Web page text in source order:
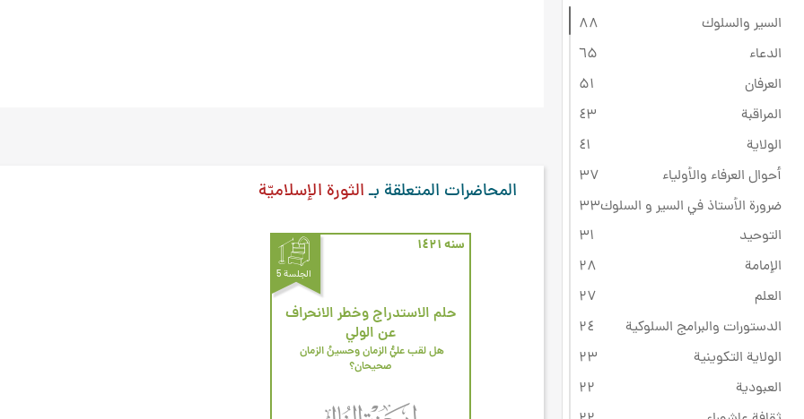
السير والسلوك
۸۸
الدعاء
٦۵
العرفان
۵۱
المراقبة
٤۳
الولاية
٤۱
أحوال العرفاء والأولياء
۳۷
ضرورة الأستاذ في السير و السلوك۳۳
التوحيد
۳۱
الإمامة
۲۸
العلم
۲۷
الدستورات والبرامج السلوكية
۲٤
الولاية التكوينية
۲۳
العبودية
۲۲
المحاضرات المتعلقة بـالثورة الإسلاميّة
سنه ۱٤۲۱
الجلسة 5
حلم الاستدراج وخطر الانحراف
عن الولي
هل لقب عليُّ الزمان وحسينُ الزمان
صحيحان؟